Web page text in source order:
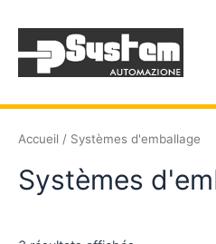
contenu
Accueil / Systèmes d'emballage
Systèmes